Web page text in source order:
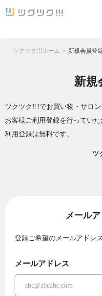
ツクツク!!!ホーム 新規会員登
新規
ツクツク!!!でお買い物・サロ
お客様ご利用登録を行ってい
利用登録は無料です。
ツ
メール
登録ご希望のメールアドレ
メールアドレス